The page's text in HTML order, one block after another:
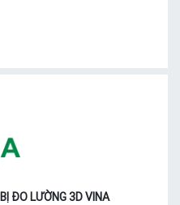
ĐO LƯỜNG 3D VINA